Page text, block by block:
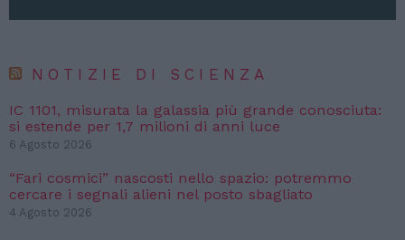
NOTIZIE DI SCIENZA
IC 1101, misurata la galassia più grande conosciuta:
si estende per 1,7 milioni di anni luce
6 Agosto 2026
“Fari cosmici” nascosti nello spazio: potremmo
cercare i segnali alieni nel posto sbagliato
4 Agosto 2026